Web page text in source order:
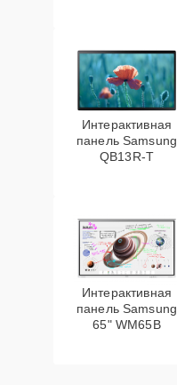
Интерактивная
панель Samsung
QB13R-T
Интерактивная
панель Samsung
65" WM65B